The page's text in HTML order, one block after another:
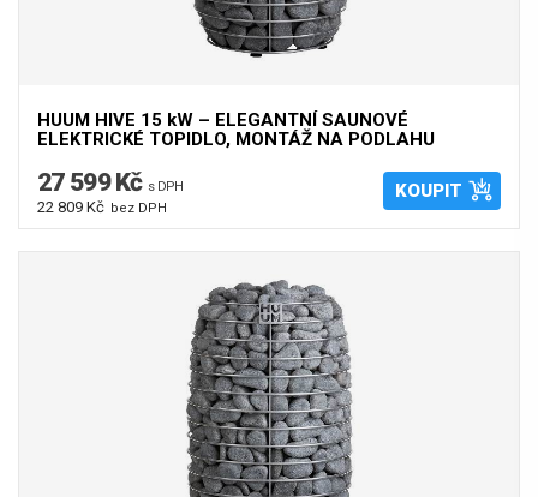
HUUM HIVE 15 kW – ELEGANTNÍ SAUNOVÉ
ELEKTRICKÉ TOPIDLO, MONTÁŽ NA PODLAHU
27 599 Kč s DPH
22 809 Kč bez DPH
KOUPIT